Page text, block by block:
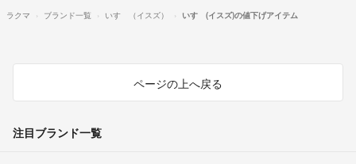
ラクマ ブランド一覧 いすゞ（イスズ） いすゞ(イスズ)の値下げアイテム
ページの上へ戻る
注目ブランド一覧